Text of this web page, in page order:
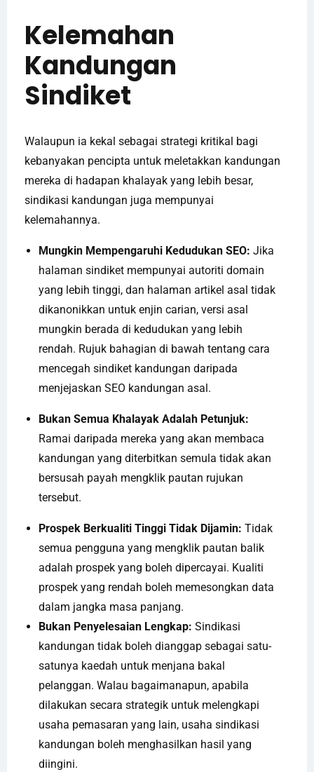
Kelemahan
Kandungan
Sindiket
Walaupun ia kekal sebagai strategi kritikal bagi
kebanyakan pencipta untuk meletakkan kandungan
mereka di hadapan khalayak yang lebih besar,
sindikasi kandungan juga mempunyai
kelemahannya.
Mungkin Mempengaruhi Kedudukan SEO: Jika
halaman sindiket mempunyai autoriti domain
yang lebih tinggi, dan halaman artikel asal tidak
dikanonikkan untuk enjin carian, versi asal
mungkin berada di kedudukan yang lebih
rendah. Rujuk bahagian di bawah tentang cara
mencegah sindiket kandungan daripada
menjejaskan SEO kandungan asal.
Bukan Semua Khalayak Adalah Petunjuk:
Ramai daripada mereka yang akan membaca
kandungan yang diterbitkan semula tidak akan
bersusah payah mengklik pautan rujukan
tersebut.
Prospek Berkualiti Tinggi Tidak Dijamin: Tidak
semua pengguna yang mengklik pautan balik
adalah prospek yang boleh dipercayai. Kualiti
prospek yang rendah boleh memesongkan data
dalam jangka masa panjang.
Bukan Penyelesaian Lengkap: Sindikasi
kandungan tidak boleh dianggap sebagai satu-
satunya kaedah untuk menjana bakal
pelanggan. Walau bagaimanapun, apabila
dilakukan secara strategik untuk melengkapi
usaha pemasaran yang lain, usaha sindikasi
kandungan boleh menghasilkan hasil yang
diingini.